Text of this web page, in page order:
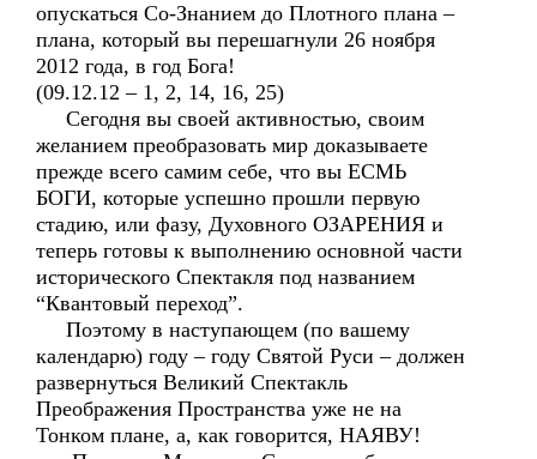
опускаться Со-Знанием до Плотного плана –
плана, который вы перешагнули 26 ноября
2012 года, в год Бога!
(09.12.12 – 1, 2, 14, 16, 25)
Сегодня вы своей активностью, своим
желанием преобразовать мир доказываете
прежде всего самим себе, что вы ЕСМЬ
БОГИ, которые успешно прошли первую
стадию, или фазу, Духовного ОЗАРЕНИЯ и
теперь готовы к выполнению основной части
исторического Спектакля под названием
“Квантовый переход”.
Поэтому в наступающем (по вашему
календарю) году – году Святой Руси – должен
развернуться Великий Спектакль
Преображения Пространства уже не на
Тонком плане, а, как говорится, НАЯВУ!